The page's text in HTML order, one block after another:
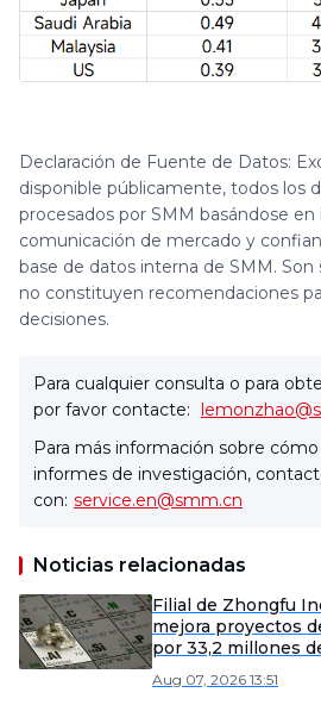
Declaración de Fuente de Datos:
disponible públicamente, todos los
procesados por SMM basándose
comunicación de mercado y
base de datos interna de SMM. Son
no constituyen recomendaciones
decisiones.
Para cualquier consulta o para
por favor contacte:
Para más información sobre
informes de investigación,
con: service.en@smm.cn
Noticias relacionadas
Filial de Zhongfu
mejora proyectos
por 33,2 millones
Aug 07, 2026 13:51